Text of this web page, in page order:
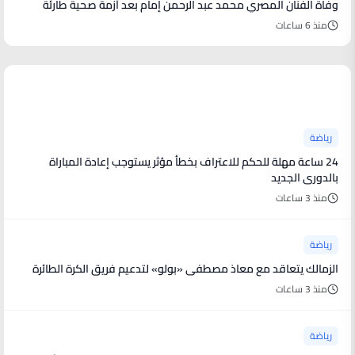
وفاة الفنان المصري محمد عبد الرحمن إمام بعد أزمة صحية طارئة
منذ 6 ساعات
رياضة
24 ساعة مهلة للحكم للاعتراف بخطأ مؤثر يستوجب إعادة المباراة
بالدورى الجديد
منذ 3 ساعات
رياضة
الزمالك يتعاقد مع معاذ مصطفى «بولو» لتدعيم فريق الكرة الطائرة
منذ 3 ساعات
رياضة